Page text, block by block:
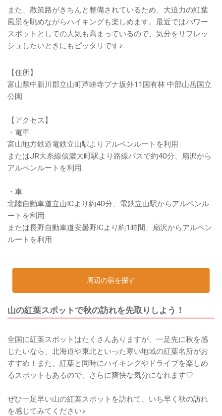
また、散策路がきちんと整備されているため、大迫力の紅葉
風景を眺めながらハイキングも楽しめます。最近ではパワー
スポットとしての人気も高まっているので、気分をリフレッ
シュしたいときにもピッタリです♪
【住所】
富山県中新川郡立山町芦峅寺ブナ坂外11国有林 中部山岳国立
公園
【アクセス】
・電車
富山地方鉄道電鉄立山駅よりアルペンルートを利用
またはJR大糸線信濃大町駅より路線バスで約40分、扇沢から
アルペンルートを利用
・車
北陸自動車道立山ICより約40分、電鉄立山駅からアルペンル
ートを利用
または長野自動車道安曇野ICより約1時間、扇沢からアルペン
ルートを利用
周辺の宿を探す
山の紅葉スポットで秋の訪れを先取りしよう！
全国に紅葉スポットはたくさんありますが、一足先に秋を感
じたいなら、北海道や東北といった寒い地域の紅葉名所がお
すすめ！また、紅葉と同時にハイキングやドライブを楽しめ
るスポットもあるので、さらに爽快な気分になれます♡
ぜひ一足早い山の紅葉スポットを訪れて、いち早く秋の訪れ
を感じてみてください♪